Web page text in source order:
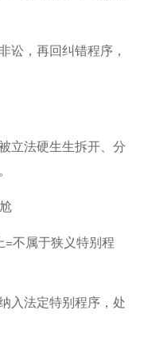
讼，再回纠错程序，
立法硬生生拆开、分
不属于狭义特别程
入法定特别程序，处